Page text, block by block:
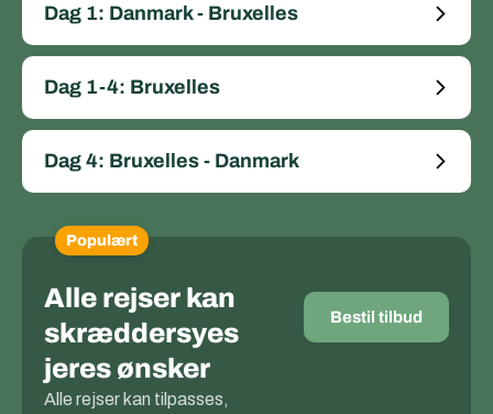
Dag 1: Danmark - Bruxelles
Dag 1-4: Bruxelles
Dag 4: Bruxelles - Danmark
Populært
Alle rejser kan
skræddersyes
jeres ønsker
Alle rejser kan tilpasses,
Bestil tilbud